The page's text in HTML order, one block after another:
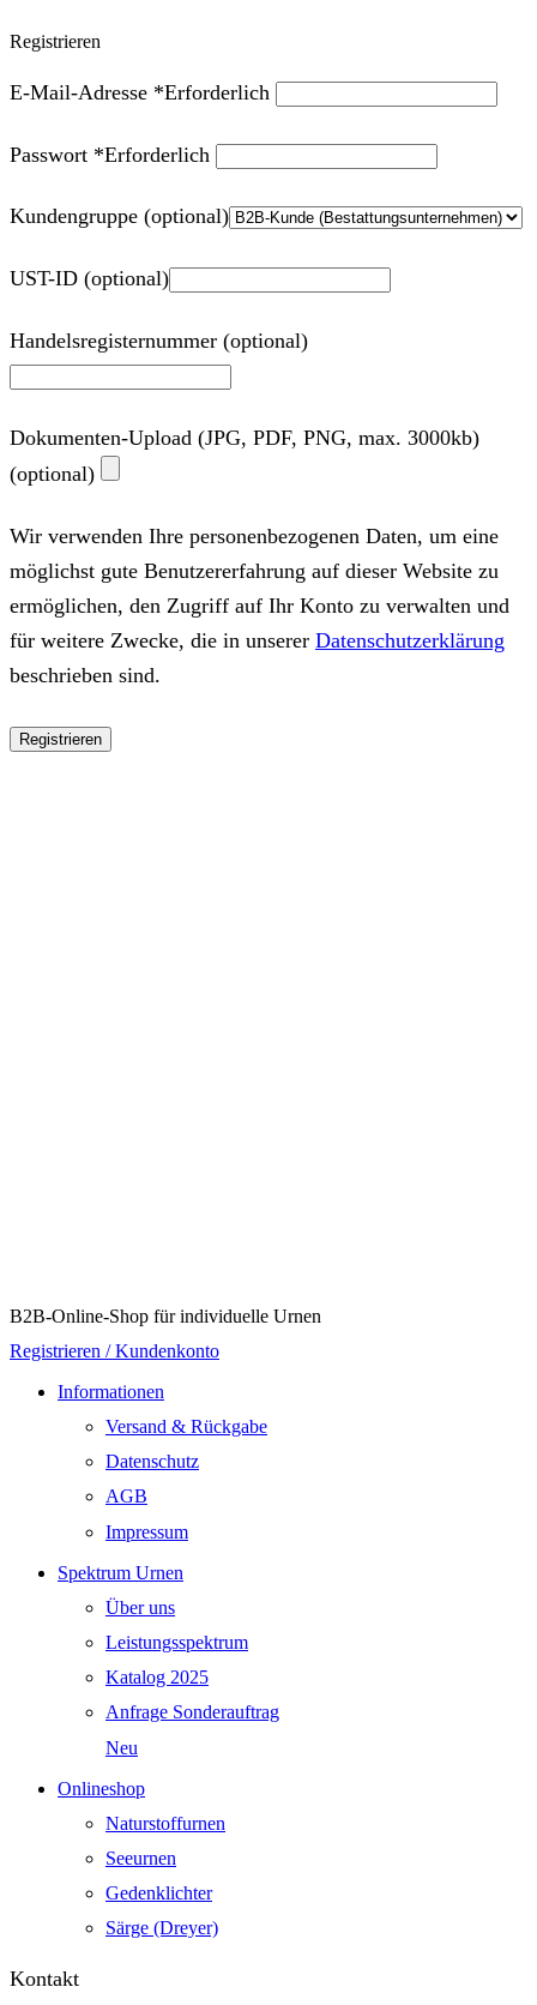
Registrieren
E-Mail-Adresse *Erforderlich
Passwort *Erforderlich
Kundengruppe (optional)
UST-ID (optional)
Handelsregisternummer (optional)
Dokumenten-Upload (JPG, PDF, PNG, max. 3000kb)
(optional)
Wir verwenden Ihre personenbezogenen Daten, um eine
möglichst gute Benutzererfahrung auf dieser Website zu
ermöglichen, den Zugriff auf Ihr Konto zu verwalten und
für weitere Zwecke, die in unserer Datenschutzerklärung
beschrieben sind.
Registrieren
B2B-Online-Shop für individuelle Urnen
Registrieren / Kundenkonto
Informationen
Versand & Rückgabe
Datenschutz
AGB
Impressum
Spektrum Urnen
Über uns
Leistungsspektrum
Katalog 2025
Anfrage Sonderauftrag
Neu
Onlineshop
Naturstoffurnen
Seeurnen
Gedenklichter
Särge (Dreyer)
Kontakt